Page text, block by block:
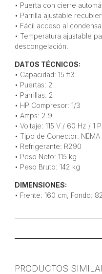
• Puerta con cierre
• Parrilla ajustable
• Fácil acceso al
• Temperatura ajustable
descongelación.
DATOS TÉCNICOS:
• Capacidad: 15 ft3
• Puertas: 2
• Parrillas: 2
• HP Compresor: 1/3
• Amps: 2.9
• Voltaje: 115 V / 60 Hz / 1
• Tipo de Conector: NEMA
• Refrigerante: R290
• Peso Neto: 115 kg
• Peso Bruto: 142 kg
DIMENSIONES:
• Frente: 160 cm, Fondo:
PRODUCTOS